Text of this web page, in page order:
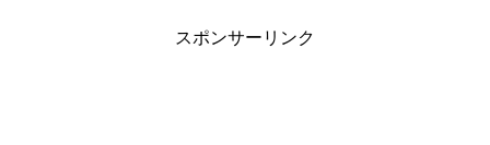
スポンサーリンク